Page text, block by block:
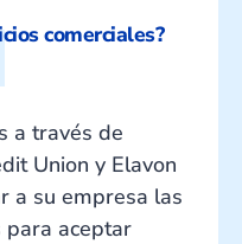
comerciales?
a través de
Union y Elavon
a su empresa las
para aceptar